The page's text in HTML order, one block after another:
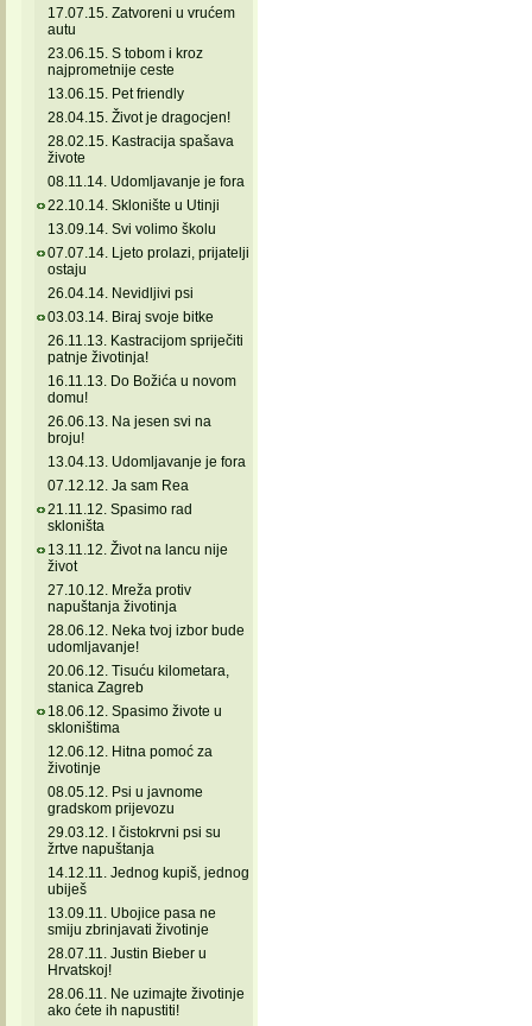
17.07.15. Zatvoreni u vrućem
autu
23.06.15. S tobom i kroz
najprometnije ceste
13.06.15. Pet friendly
28.04.15. Život je dragocjen!
28.02.15. Kastracija spašava
živote
08.11.14. Udomljavanje je fora
22.10.14. Sklonište u Utinji
13.09.14. Svi volimo školu
07.07.14. Ljeto prolazi, prijatelji
ostaju
26.04.14. Nevidljivi psi
03.03.14. Biraj svoje bitke
26.11.13. Kastracijom spriječiti
patnje životinja!
16.11.13. Do Božića u novom
domu!
26.06.13. Na jesen svi na
broju!
13.04.13. Udomljavanje je fora
07.12.12. Ja sam Rea
21.11.12. Spasimo rad
skloništa
13.11.12. Život na lancu nije
život
27.10.12. Mreža protiv
napuštanja životinja
28.06.12. Neka tvoj izbor bude
udomljavanje!
20.06.12. Tisuću kilometara,
stanica Zagreb
18.06.12. Spasimo živote u
skloništima
12.06.12. Hitna pomoć za
životinje
08.05.12. Psi u javnome
gradskom prijevozu
29.03.12. I čistokrvni psi su
žrtve napuštanja
14.12.11. Jednog kupiš, jednog
ubiješ
13.09.11. Ubojice pasa ne
smiju zbrinjavati životinje
28.07.11. Justin Bieber u
Hrvatskoj!
28.06.11. Ne uzimajte životinje
ako ćete ih napustiti!